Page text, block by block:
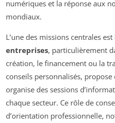
numériques et la réponse aux
mondiaux.
L’une des missions centrales est
entreprises, particulièrement
création, le financement ou la
conseils personnalisés,
organise des sessions
chaque secteur. Ce rôle de
d’orientation professionnelle,